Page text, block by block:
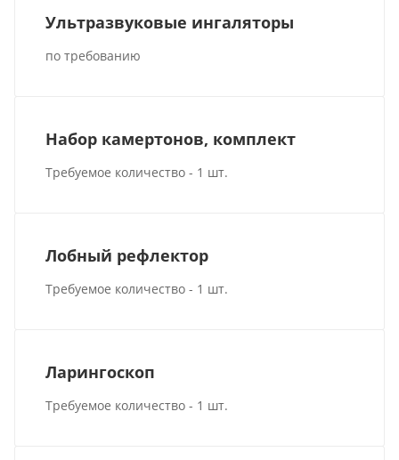
Ультразвуковые ингаляторы
по требованию
Набор камертонов, комплект
Требуемое количество - 1 шт.
Лобный рефлектор
Требуемое количество - 1 шт.
Ларингоскоп
Требуемое количество - 1 шт.